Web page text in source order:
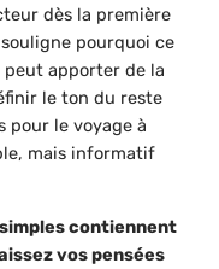
dès la première
pourquoi ce
apporter de la
le ton du reste
pour le voyage à
mais informatif
contiennent
vos pensées